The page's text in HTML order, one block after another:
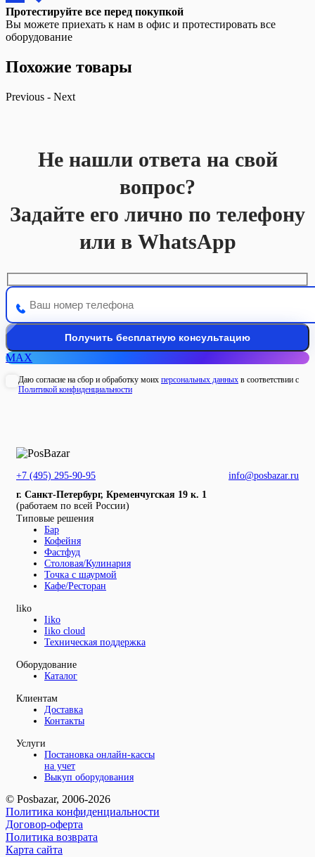
Протестируйте все перед покупкой
Вы можете приехать к нам в офис и протестировать все
оборудование
Похожие товары
Previous - Next
Не нашли ответа на свой
вопрос?
Задайте его лично по телефону
или в WhatsApp
MAX
Даю согласие на сбор и обработку моих персональных данных в соответствии с
Политикой конфиденциальности
+7 (495) 295-90-95
info@posbazar.ru
г. Санкт-Петербург, Кременчугская 19 к. 1
(работаем по всей России)
Типовые решения
Бар
Кофейня
Фастфуд
Столовая/Кулинария
Точка с шаурмой
Кафе/Ресторан
liko
Iiko
Iiko cloud
Техническая поддержка
Оборудование
Каталог
Клиентам
Доставка
Контакты
Услуги
Постановка онлайн-кассы
на учет
Выкуп оборудования
© Posbazar, 2006-2026
Политика конфиденциальности
Договор-оферта
Политика возврата
Карта сайта